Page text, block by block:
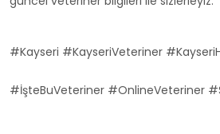
#Kayseri #KayseriVeteriner
#İşteBuVeteriner #OnlineVeteriner